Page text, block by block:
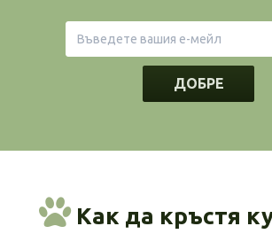
ДОБРЕ
Как да кръстя